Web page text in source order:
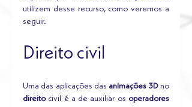
utilizem desse recurso, como veremos a
seguir.
Direito civil
Uma das aplicações das animações 3D no
direito civil é a de auxiliar os operadores